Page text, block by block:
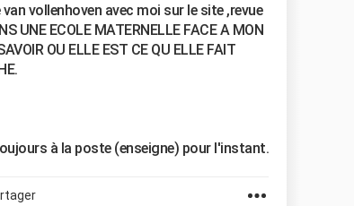
vollenhoven avec moi sur le site ,revue
UNE ECOLE MATERNELLE FACE A MON
OU ELLE EST CE QU ELLE FAIT
à la poste (enseigne) pour l'instant.